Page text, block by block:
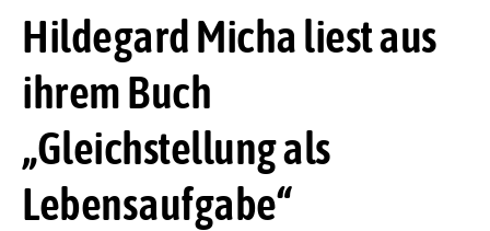
Hildegard Micha liest aus
ihrem Buch
„Gleichstellung als
Lebensaufgabe“